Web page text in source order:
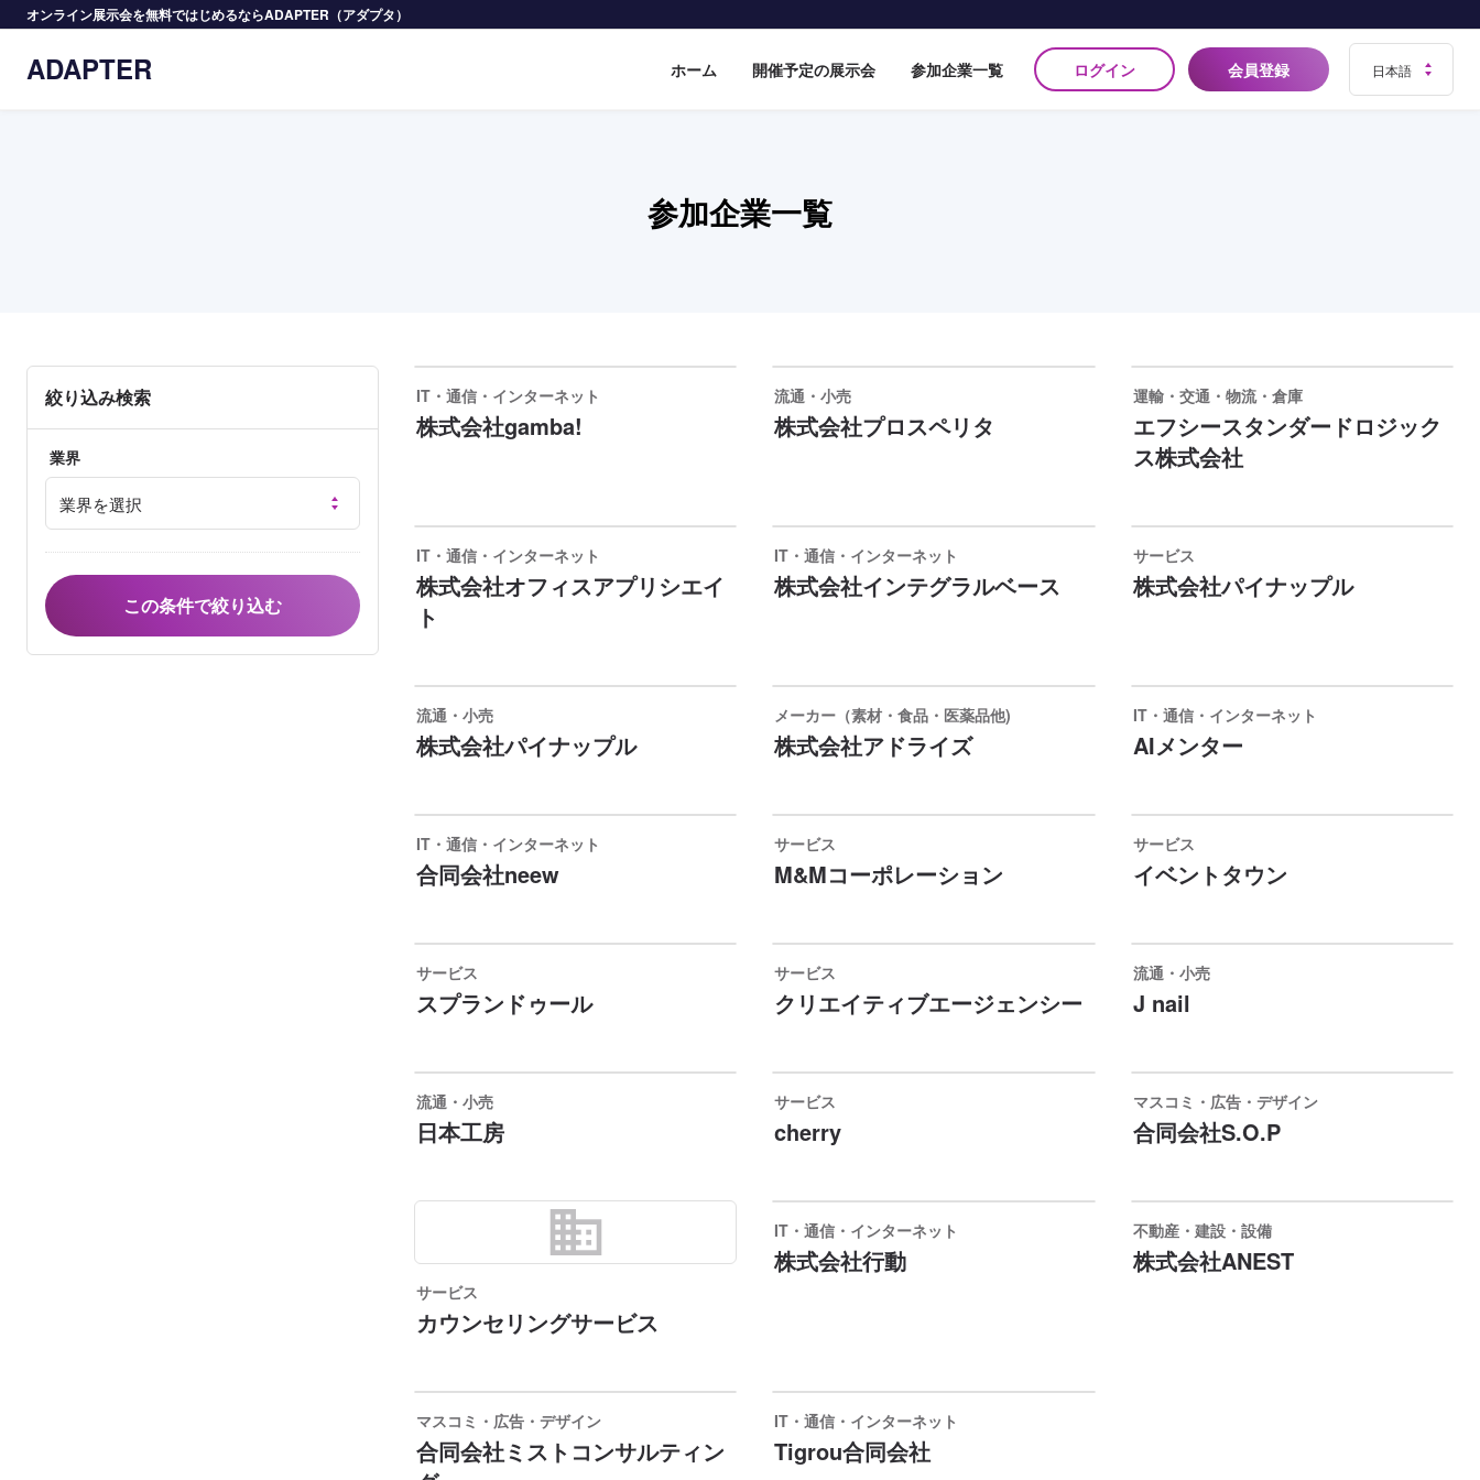
オンライン展示会を無料ではじめるならADAPTER（アダプタ）
ADAPTER ホーム 開催予定の展示会 参加企業一覧 ログイン 会員登録
参加企業一覧
絞り込み検索
業界
IT・通信・インターネット
株式会社gamba!
流通・小売
株式会社プロスペリタ
運輸・交通・物流・倉庫
エフシースタンダードロジック
ス株式会社
IT・通信・インターネット
株式会社オフィスアプリシエイ
ト
IT・通信・インターネット
株式会社インテグラルベース
サービス
株式会社パイナップル
流通・小売
株式会社パイナップル
メーカー（素材・食品・医薬品他)
株式会社アドライズ
IT・通信・インターネット
AIメンター
IT・通信・インターネット
合同会社neew
サービス
M&Mコーポレーション
サービス
イベントタウン
サービス
スプランドゥール
サービス
クリエイティブエージェンシー
流通・小売
J nail
流通・小売
日本工房
サービス
cherry
マスコミ・広告・デザイン
合同会社S.O.P
business
サービス
カウンセリングサービス
IT・通信・インターネット
株式会社行動
不動産・建設・設備
株式会社ANEST
マスコミ・広告・デザイン
合同会社ミストコンサルティン
IT・通信・インターネット
Tigrou合同会社